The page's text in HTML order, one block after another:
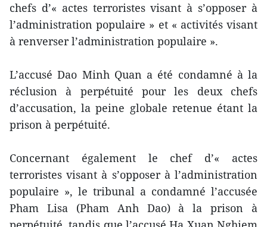
chefs d’« actes terroristes visant à s’opposer à
l’administration populaire » et « activités visant
à renverser l’administration populaire ».
L’accusé Dao Minh Quan a été condamné à la
réclusion à perpétuité pour les deux chefs
d’accusation, la peine globale retenue étant la
prison à perpétuité.
Concernant également le chef d’« actes
terroristes visant à s’opposer à l’administration
populaire », le tribunal a condamné l’accusée
Pham Lisa (Pham Anh Dao) à la prison à